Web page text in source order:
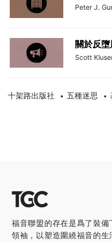
Peter J.
關於反
Scott
十架路出版社 • 五種迷思 •
福音聯盟的存在是爲了裝
領袖，以塑造圍繞福音的生